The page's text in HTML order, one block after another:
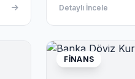
Detaylı İncele
FINANS